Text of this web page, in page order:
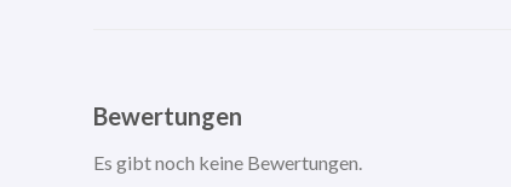
Bewertungen
Es gibt noch keine Bewertungen.